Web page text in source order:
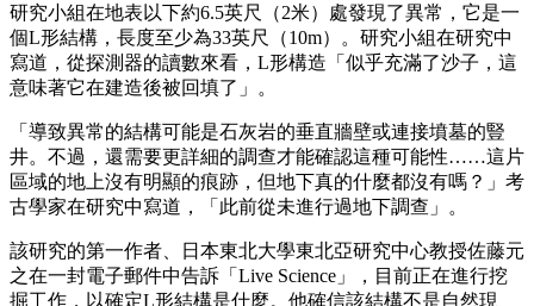
研究小組在地表以下約6.5英尺（2米）處發現了異常，它是一
個L形結構，長度至少為33英尺（10m）。研究小組在研究中
寫道，從探測器的讀數來看，L形構造「似乎充滿了沙子，這
意味著它在建造後被回填了」。
「導致異常的結構可能是石灰岩的垂直牆壁或連接墳墓的豎
井。不過，還需要更詳細的調查才能確認這種可能性……這片
區域的地上沒有明顯的痕跡，但地下真的什麼都沒有嗎？」考
古學家在研究中寫道，「此前從未進行過地下調查」。
該研究的第一作者、日本東北大學東北亞研究中心教授佐藤元
之在一封電子郵件中告訴「Live Science」，目前正在進行挖
掘工作，以確定L形結構是什麼。他確信該結構不是自然現